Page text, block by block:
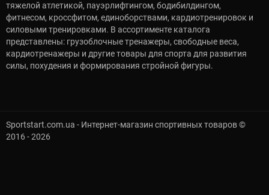
тяжелой атлетикой, пауэрлифтингом, бодибилдингом,
фитнесом, кроссфитом, единоборствами, кардиотренировок и
силовыми тренировками. В ассортименте каталога
представлены: грузоблочные тренажеры, свободные веса,
кардиотренажеры и другие товары для спорта для развития
силы, похудения и формирования стройной фигуры.
Sportstart.com.ua - Интернет-магазин спортивных товаров ©
2016 - 2026